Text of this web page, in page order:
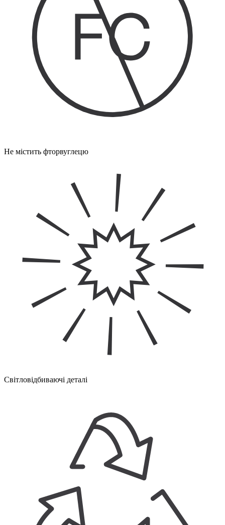
Не містить фторвуглецю
Світловідбиваючі деталі